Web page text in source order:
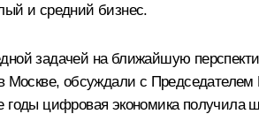
и средний бизнес.
задачей на ближайшую
Москве, обсуждали с Председателем
годы цифровая экономика получила